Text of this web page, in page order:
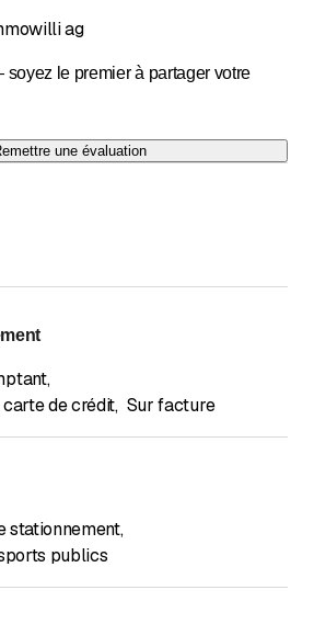
ag
soyez le premier à partager votre
une évaluation
,
de crédit, Sur facture
stationnement,
publics